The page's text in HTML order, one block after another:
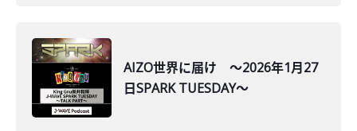
AIZO世界に届け ～2026年1月27
日SPARK TUESDAY～